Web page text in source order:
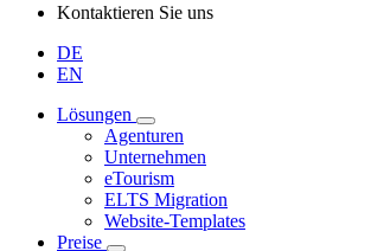
Kontaktieren Sie uns
DE
EN
Lösungen
Agenturen
Unternehmen
eTourism
ELTS Migration
Website-Templates
Preise